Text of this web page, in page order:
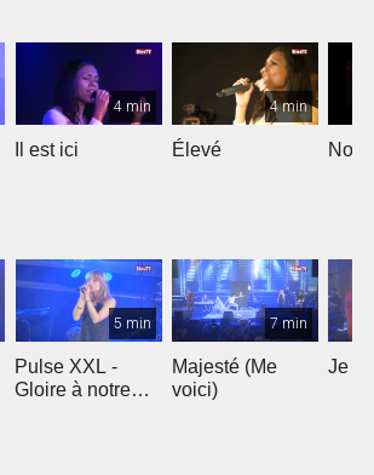
4 min
Il est ici
4 min
Élevé
5 min
Pulse XXL -
Gloire à notre
7 min
Majesté (Me
voici)
Je te